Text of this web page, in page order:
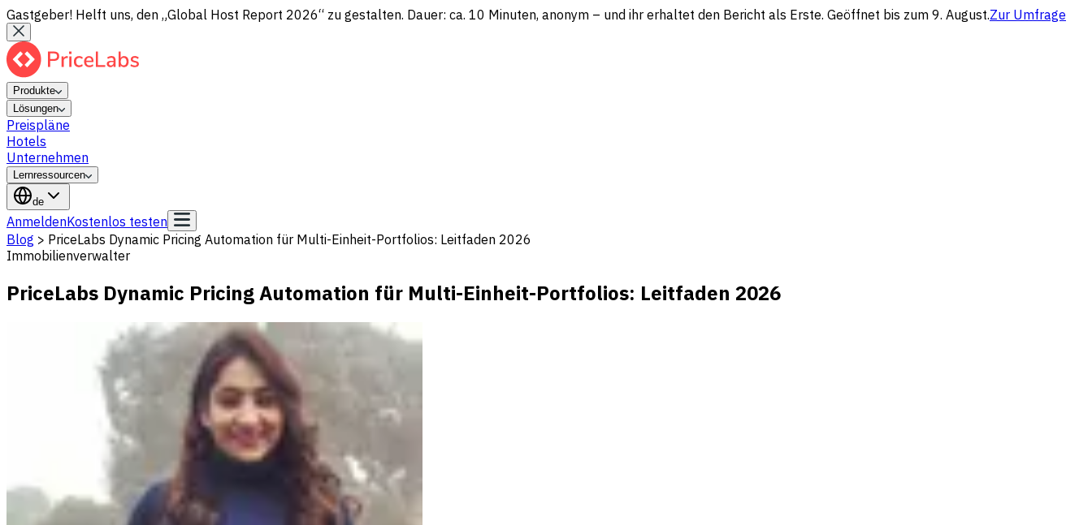
Gastgeber! Helft uns, den „Global Host Report 2026“ zu gestalten. Dauer: ca. 10 Minuten, anonym – und ihr erhaltet den Bericht als Erste. Geöffnet bis zum 9. August.Zur Umfrage
Produkte
Lösungen
Preispläne
Hotels
Unternehmen
Lernressourcen
de
AnmeldenKostenlos testen
Blog > PriceLabs Dynamic Pricing Automation für Multi-Einheit-Portfolios: Leitfaden 2026
Immobilienverwalter
PriceLabs Dynamic Pricing Automation für Multi-Einheit-Portfolios: Leitfaden 2026